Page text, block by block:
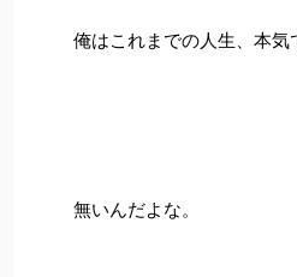
俺はこれまでの人生、本気
無いんだよな。